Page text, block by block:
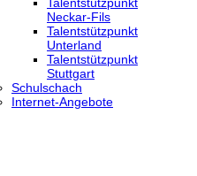
Neckar-Fils
Talentstützpunkt
Unterland
Talentstützpunkt
Stuttgart
Schulschach
Internet-Angebote